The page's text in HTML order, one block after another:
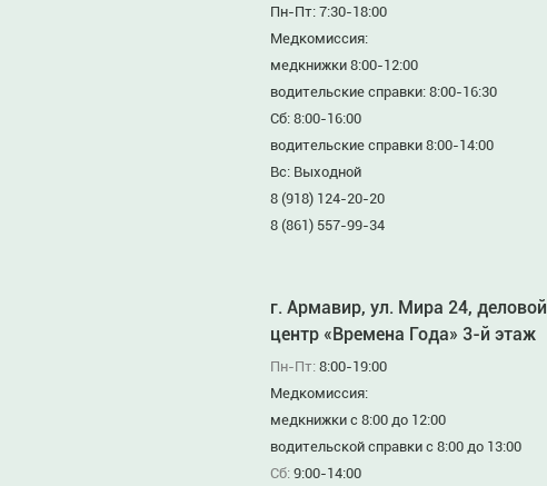
Пн-Пт: 7:30-18:00
Медкомиссия:
медкнижки 8:00-12:00
водительские справки: 8:00-16:30
Сб: 8:00-16:00
водительские справки 8:00-14:00
Вс: Выходной
8 (918) 124-20-20
8 (861) 557-99-34
г. Армавир, ул. Мира 24, деловой
центр «Времена Года» 3-й этаж
Пн-Пт: 8:00-19:00
Медкомиссия:
медкнижки с 8:00 до 12:00
водительской справки с 8:00 до 13:00
Сб: 9:00-14:00